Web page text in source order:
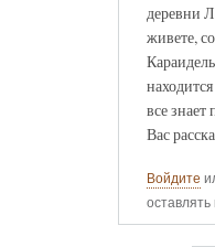
деревни
живете,
все
Вас
Войдите